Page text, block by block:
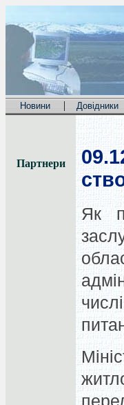
Новини | Довідники
Партнери
Як